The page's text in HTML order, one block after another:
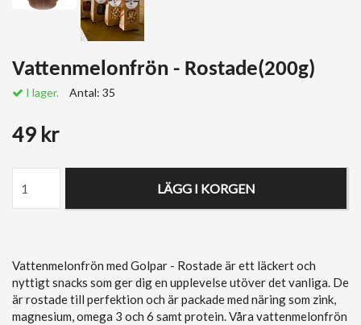
Vattenmelonfrön - Rostade(200g)
I lager. Antal: 35
49 kr
LÄGG I KORGEN
Vattenmelonfrön med Golpar - Rostade är ett läckert och
nyttigt snacks som ger dig en upplevelse utöver det vanliga. De
är rostade till perfektion och är packade med näring som zink,
magnesium, omega 3 och 6 samt protein. Våra vattenmelonfrön